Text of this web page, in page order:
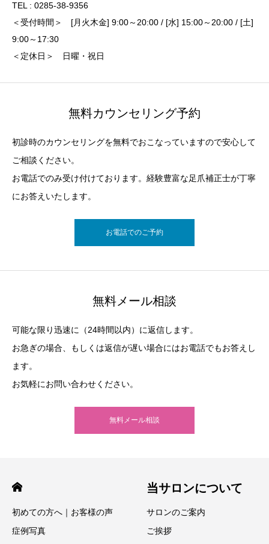
TEL : 0285-38-9356
＜受付時間＞ [月火木金] 9:00～20:00 / [水] 15:00～20:00 / [土]
9:00～17:30
＜定休日＞ 日曜・祝日
無料カウンセリング予約
初診時のカウンセリングを無料でおこなっていますので安心して
ご相談ください。
お電話でのみ受け付けております。経験豊富な足爪補正士が丁寧
にお答えいたします。
お電話でのご予約
無料メール相談
可能な限り迅速に（24時間以内）に返信します。
お急ぎの場合、もしくは返信が遅い場合にはお電話でもお答えし
ます。
お気軽にお問い合わせください。
無料メール相談
初めての方へ｜お客様の声
症例写真
当サロンについて
サロンのご案内
ご挨拶